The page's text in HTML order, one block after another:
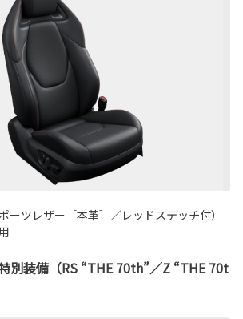
ーツレザー［本革］／レッドステッチ付）
別装備（RS “THE 70th”／Z “THE 70t